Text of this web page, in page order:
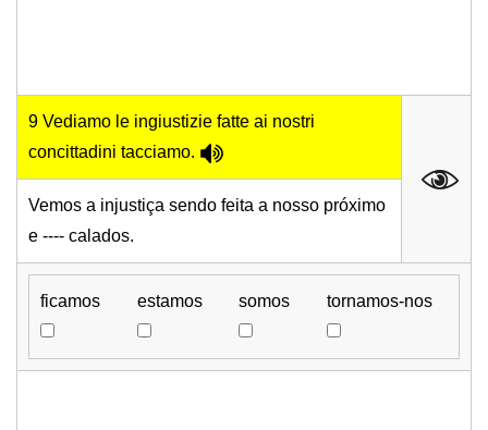
9 Vediamo le ingiustizie fatte ai nostri
concittadini tacciamo.
Vemos a injustiça sendo feita a nosso próximo
e ---- calados.
ficamos estamos somos tornamos-nos